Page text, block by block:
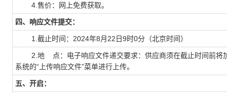
4.售价：网上免费获取。
四、响应文件提交：
1.截止时间：2024年8月22日9时0分（北京时间）
2.地 点：电子响应文件递交要求：供应商须在截止时间前将加
系统的“上传响应文件”菜单进行上传。
五、开启：